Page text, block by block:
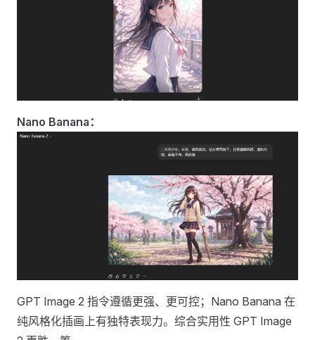
Nano Banana：
GPT Image 2 指令遵循更强、更可控；Nano Banana 在
纯风格化插画上有独特表现力。综合实用性 GPT Image